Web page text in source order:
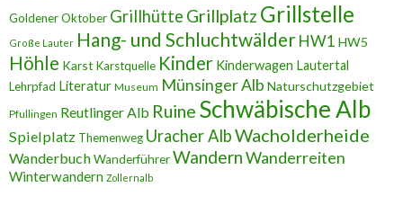
Goldener Oktober Grillhütte Grillplatz Grillstelle
Große Lauter Hang- und SchluchtwälderHW1 HW5
Höhle Karst Karstquelle Kinder Kinderwagen Lautertal
Lehrpfad Literatur Museum Münsinger Alb Naturschutzgebiet
Pfullingen Reutlinger Alb Ruine Schwäbische Alb
Spielplatz Themenweg Uracher AlbWacholderheide
WanderbuchWanderführerWandernWanderreiten
Winterwandern Zollernalb